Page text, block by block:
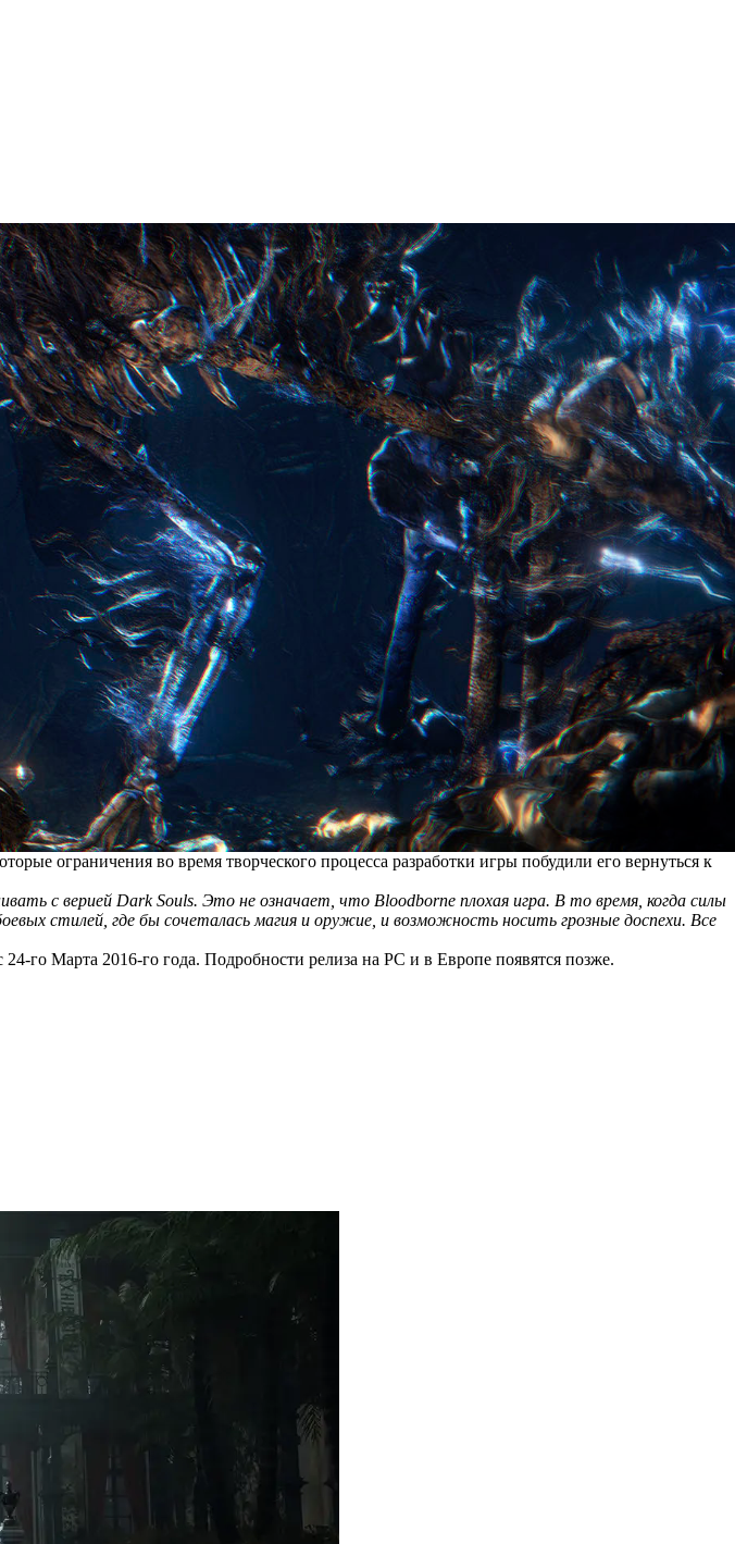
ограничения во время творческого процесса разработки игры побудили его вернуться к
с верией Dark Souls. Это не означает, что Bloodborne плохая игра. В то время, когда силы
стилей, где бы сочеталась магия и оружие, и возможность носить грозные доспехи. Все
го Марта 2016-го года. Подробности релиза на PC и в Европе появятся позже.